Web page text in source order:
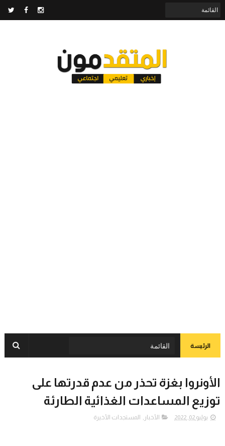
الرئيسة
الأونروا بغزة تحذر من عدم قدرتها على
توزيع المساعدات الغذائية الطارئة
يوليو 02, 2022 الأخبار , المستجدات الأخيرة